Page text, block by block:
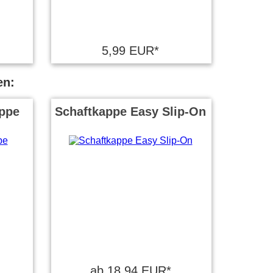
5,99 EUR*
Schaftkappe Easy Slip-On